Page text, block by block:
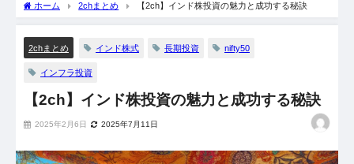
ホーム 2chまとめ 【2ch】インド株投資の魅力と成功する秘訣
2chまとめ インド株式 長期投資 nifty50
インフラ投資
【2ch】インド株投資の魅力と成功する秘訣
2025年2月6日 2025年7月11日